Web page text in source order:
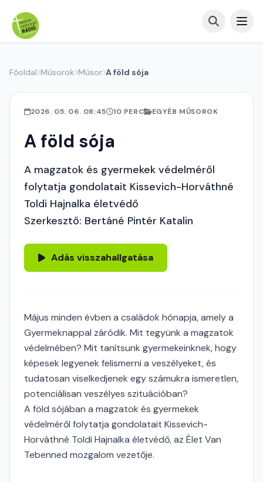
Főoldal Műsorok Műsor A föld sója
2026. 05. 06. 08:45 10 PERC EGYÉB MŰSOROK
A föld sója
A magzatok és gyermekek védelméről
folytatja gondolatait Kissevich-Horváthné
Toldi Hajnalka életvédő
Szerkesztő: Bertáné Pintér Katalin
Adás visszahallgatása
Május minden évben a családok hónapja, amely a
Gyermeknappal záródik. Mit tegyünk a magzatok
védelmében? Mit tanítsunk gyermekeinknek, hogy
képesek legyenek felismerni a veszélyeket, és
tudatosan viselkedjenek egy számukra ismeretlen,
potenciálisan veszélyes szituációban?
A föld sójában a magzatok és gyermekek
védelméről folytatja gondolatait Kissevich-
Horváthné Toldi Hajnalka életvédő, az Élet Van
Tebenned mozgalom vezetője.